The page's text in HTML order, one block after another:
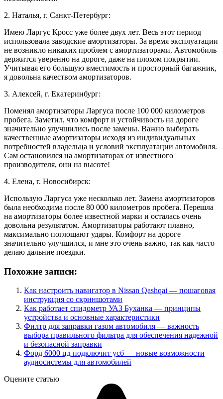
2. Наталья, г. Санкт-Петербург:
Имею Ларгус Кросс уже более двух лет. Весь этот период
использовала заводские амортизаторы. За время эксплуатации
не возникло никаких проблем с амортизаторами. Автомобиль
держится уверенно на дороге, даже на плохом покрытии.
Учитывая его большую вместимость и просторный багажник,
я довольна качеством амортизаторов.
3. Алексей, г. Екатеринбург:
Поменял амортизаторы Ларгуса после 100 000 километров
пробега. Заметил, что комфорт и устойчивость на дороге
значительно улучшились после замены. Важно выбирать
качественные амортизаторы исходя из индивидуальных
потребностей владельца и условий эксплуатации автомобиля.
Сам остановился на амортизаторах от известного
производителя, они на высоте!
4. Елена, г. Новосибирск:
Использую Ларгуса уже несколько лет. Замена амортизаторов
была необходима после 80 000 километров пробега. Перешла
на амортизаторы более известной марки и осталась очень
довольна результатом. Амортизаторы работают плавно,
максимально поглощают удары. Комфорт на дороге
значительно улучшился, и мне это очень важно, так как часто
делаю дальние поездки.
Похожие записи:
Как настроить навигатор в Nissan Qashqai — пошаговая
инструкция со скриншотами
Как работает спидометр УАЗ Буханка — принципы
устройства и основные характеристики
Филтр для заправки газом автомобиля — важность
выбора правильного фильтра для обеспечения надежной
и безопасной заправки
Форд 6000 цд подключит усб — новые возможности
аудиосистемы для автомобилей
Оцените статью